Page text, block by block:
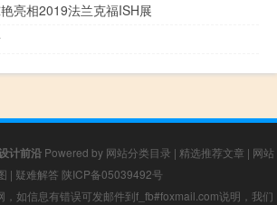
亮相2019法兰克福ISH展
计前沿 Powered by 网站分类目录 | 精选推荐文章 | 网站
| 疑难解答 陕ICP备05039492号
，如信息有错误可发邮件到f_fb#foxmail.com说明，我们